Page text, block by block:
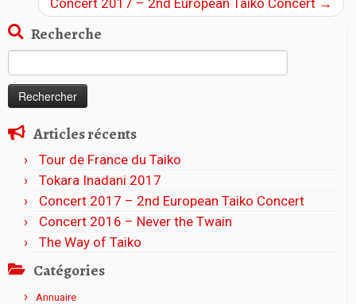
Recherche
Articles récents
Tour de France du Taiko
Tokara Inadani 2017
Concert 2017 – 2nd European Taiko Concert
Concert 2016 – Never the Twain
The Way of Taiko
Catégories
Annuaire